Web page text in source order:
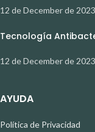
12 de December de 2023
Tecnología
12 de December de 2023
AYUDA
Política de Privacidad